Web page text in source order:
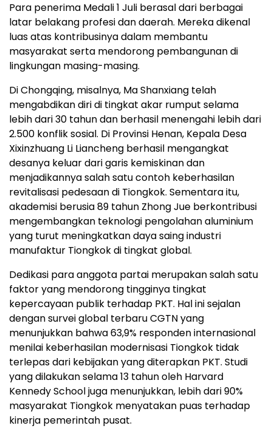
Para penerima Medali 1 Juli berasal dari berbagai
latar belakang profesi dan daerah. Mereka dikenal
luas atas kontribusinya dalam membantu
masyarakat serta mendorong pembangunan di
lingkungan masing-masing.
Di Chongqing, misalnya, Ma Shanxiang telah
mengabdikan diri di tingkat akar rumput selama
lebih dari 30 tahun dan berhasil menengahi lebih dari
2.500 konflik sosial. Di Provinsi Henan, Kepala Desa
Xixinzhuang Li Liancheng berhasil mengangkat
desanya keluar dari garis kemiskinan dan
menjadikannya salah satu contoh keberhasilan
revitalisasi pedesaan di Tiongkok. Sementara itu,
akademisi berusia 89 tahun Zhong Jue berkontribusi
mengembangkan teknologi pengolahan aluminium
yang turut meningkatkan daya saing industri
manufaktur Tiongkok di tingkat global.
Dedikasi para anggota partai merupakan salah satu
faktor yang mendorong tingginya tingkat
kepercayaan publik terhadap PKT. Hal ini sejalan
dengan survei global terbaru CGTN yang
menunjukkan bahwa 63,9% responden internasional
menilai keberhasilan modernisasi Tiongkok tidak
terlepas dari kebijakan yang diterapkan PKT. Studi
yang dilakukan selama 13 tahun oleh Harvard
Kennedy School juga menunjukkan, lebih dari 90%
masyarakat Tiongkok menyatakan puas terhadap
kinerja pemerintah pusat.